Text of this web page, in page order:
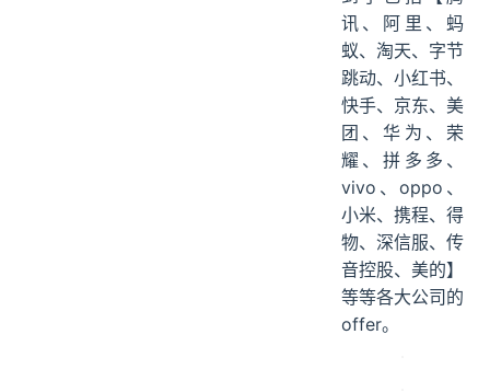
讯、阿里、蚂
蚁、淘天、字节
跳动、小红书、
快手、京东、美
团、华为、荣
耀、拼多多、
vivo、oppo、
小米、携程、得
物、深信服、传
音控股、美的】
等等各大公司的
offer。